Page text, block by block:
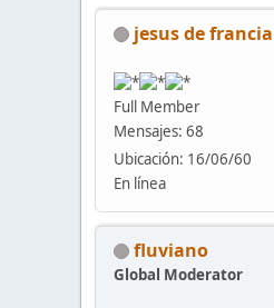
jesus de francia
Full Member
Mensajes: 68
Ubicación: 16/06/60
En línea
fluviano
Global Moderator